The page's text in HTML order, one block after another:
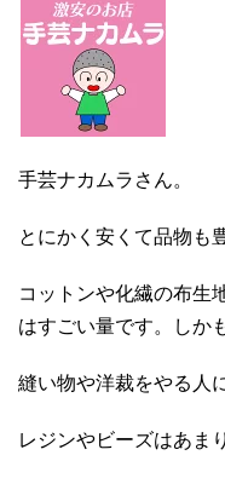
手芸ナカムラさん。
とにかく安くて品物も
コットンや化繊の布生
はすごい量です。しか
縫い物や洋裁をやる人
レジンやビーズはあま